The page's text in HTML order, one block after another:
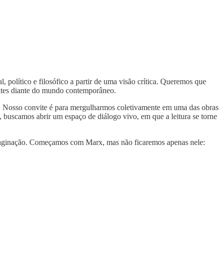
político e filosófico a partir de uma visão crítica. Queremos que
diante do mundo contemporâneo.
Nosso convite é para mergulharmos coletivamente em uma das obras
abrir um espaço de diálogo vivo, em que a leitura se torne
Começamos com Marx, mas não ficaremos apenas nele: